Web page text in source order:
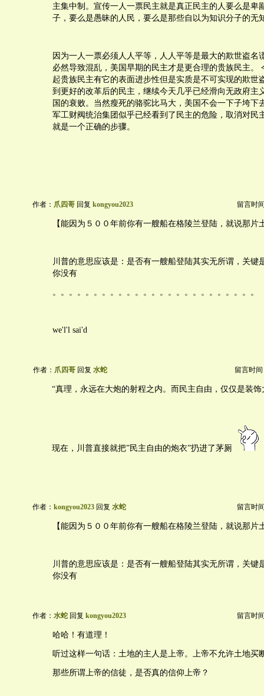
主集中制。宣传一人一票民主就是真正民主的人要么是卑
子，要么是愚昧的人民，要么是那些自以为知识分子的无
因为一人一票必须人人平等，人人平等是最大的欺世盗名
必然导致混乱，美国早期的民主才是更合理的贵族民主。
起贵族民主有它的表面进步性但是实质是不可实现的欺世
到更好的改革后的民主，继续今天几乎已经滑向无政府主
国的衰败。当然瘦死的骆驼比马大，美国不会一下子垮下
军工财阀统治集团似乎已经看到了民主的危险，取消对民
就是一个正确的步骤。
作者： 爪四哥 回复 kongyou2023 留言时
【能因为５００年前你有一艘船在格陵兰登陆，就说那片
川普的意思应该是：是否有一艘船登陆其实无所谓，关键
你没有
。。。。。。。。。。。。。。。。。。。。。。。。。
we'l'l sai'd
作者： 爪四哥 回复 水蛇 留言时间
“真理，永远在大炮的射程之内。而民主自由，仅仅是装
现在，川普直接就把”民主自由的炮衣”扔进了茅厕
作者： kongyou2023 回复 水蛇 留言时
【能因为５００年前你有一艘船在格陵兰登陆，就说那片
川普的意思应该是：是否有一艘船登陆其实无所谓，关键
你没有
作者： 水蛇 回复 kongyou2023 留言时
哈哈！有道理！
听过这样一句话：土地的主人是上帝。上帝不允许土地买
那些所谓上帝的信徒，是否真的信仰上帝？